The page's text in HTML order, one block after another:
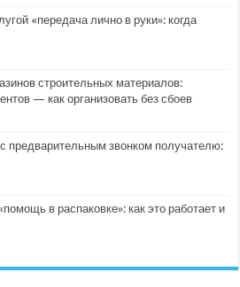
«передача лично в руки»: когда
строительных материалов:
— как организовать без сбоев
с предварительным звонком получателю:
в распаковке»: как это работает и